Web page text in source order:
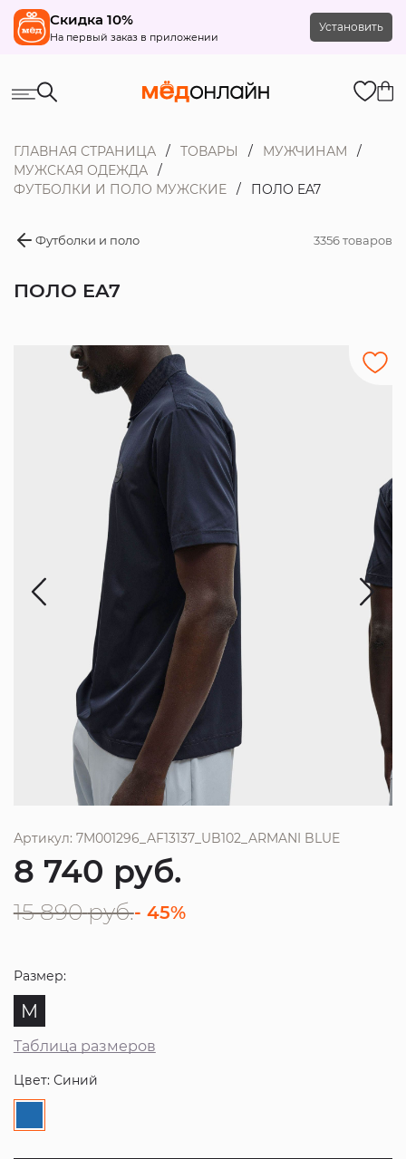
Скидка 10%
На первый заказ в приложении
Установить
ГЛАВНАЯ СТРАНИЦА ТОВАРЫ
МУЖЧИНАМ
МУЖСКАЯ ОДЕЖДА
ФУТБОЛКИ И ПОЛО МУЖСКИЕ
ПОЛО EA7
Футболки и поло 3356 товаров
ПОЛО EA7
Артикул: 7M001296_AF13137_UB102_ARMANI BLUE
8 740 руб.
15 890 руб.- 45%
Размер:
M
Таблица размеров
Цвет: Синий